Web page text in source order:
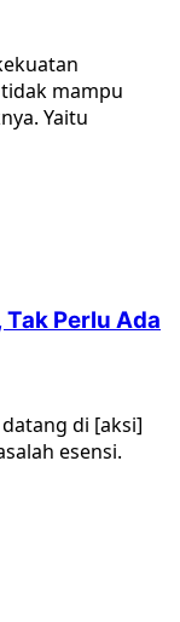
mampu
Yaitu
Perlu Ada
di [aksi]
esensi.